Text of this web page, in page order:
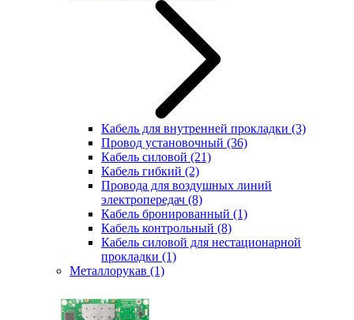
Кабель для внутренней прокладки (3)
Провод установочный (36)
Кабель силовой (21)
Кабель гибкий (2)
Провода для воздушных линий
электропередач (8)
Кабель бронированный (1)
Кабель контрольный (8)
Кабель силовой для нестационарной
прокладки (1)
Металлорукав (1)